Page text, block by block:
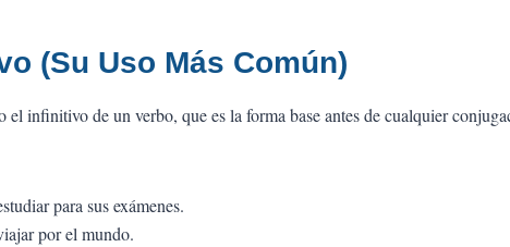
(Su Uso Más Común)
infinitivo de un verbo, que es la forma base antes de cualquier
para sus exámenes.
por el mundo.